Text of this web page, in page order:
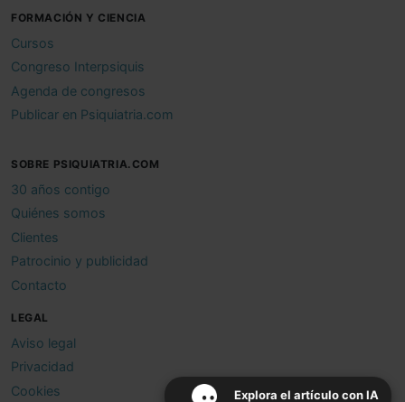
Explora el artículo con IA
FORMACIÓN Y CIENCIA
Cursos
Congreso Interpsiquis
Agenda de congresos
Publicar en Psiquiatria.com
SOBRE PSIQUIATRIA.COM
30 años contigo
Quiénes somos
Clientes
Patrocinio y publicidad
Contacto
LEGAL
Aviso legal
Privacidad
Cookies